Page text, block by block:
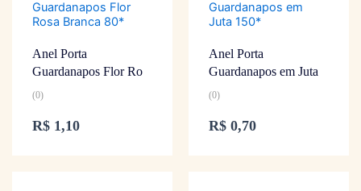
Anel Porta
Guardanapos Flor Ro
(0)
R$ 1,10
Anel Porta
Guardanapos em Juta
(0)
R$ 0,70